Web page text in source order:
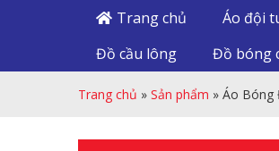
Trang chủ Áo đội
Đồ cầu lông
Đồ bóng
Trang chủ » Sản phẩm » Áo Bóng